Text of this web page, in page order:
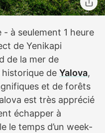
à seulement 1 heure
de Yenikapi
de la mer de
de Yalova,
et de forêts
est très apprécié
échapper à
le temps d’un week-